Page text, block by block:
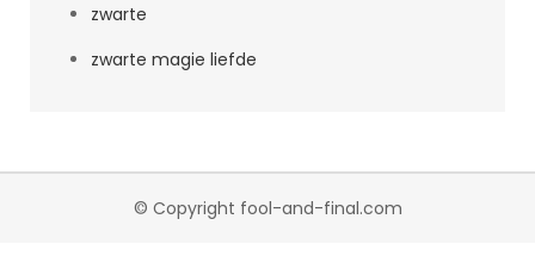
zwarte
zwarte magie liefde
© Copyright fool-and-final.com